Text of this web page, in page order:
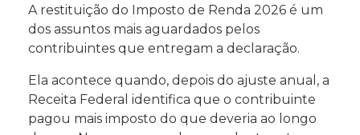
A restituição do Imposto de Renda 2026 é um
dos assuntos mais aguardados pelos
contribuintes que entregam a declaração.
Ela acontece quando, depois do ajuste anual, a
Receita Federal identifica que o contribuinte
pagou mais imposto do que deveria ao longo